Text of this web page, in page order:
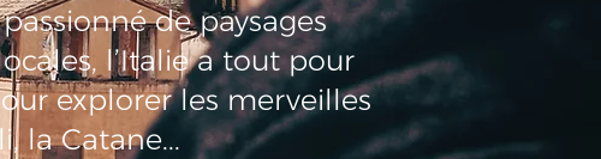
de paysages
l’Italie a tout pour
explorer les merveilles
la Catane...